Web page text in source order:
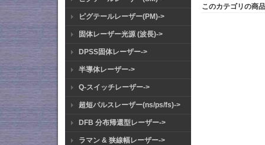
ピグテールレーザー(PM)->
固体レーザー光源 (波長)->
DPSS固体レーザー->
半導体レーザー->
Q-スイッチレーザー->
超短パルスレーザー(ns/ps/fs)->
DFB 分布帰還型レーザー->
ラマン & 狭線幅レーザー->
このカテゴリの商